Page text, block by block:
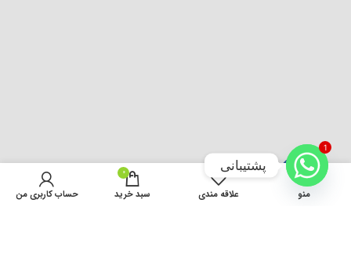
منو علاقه مندی
0
سبد خرید حساب کاربری من
1
پشتیبانی